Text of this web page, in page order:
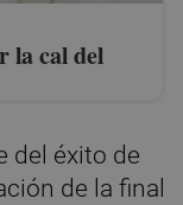
la cal del
del éxito de
de la final